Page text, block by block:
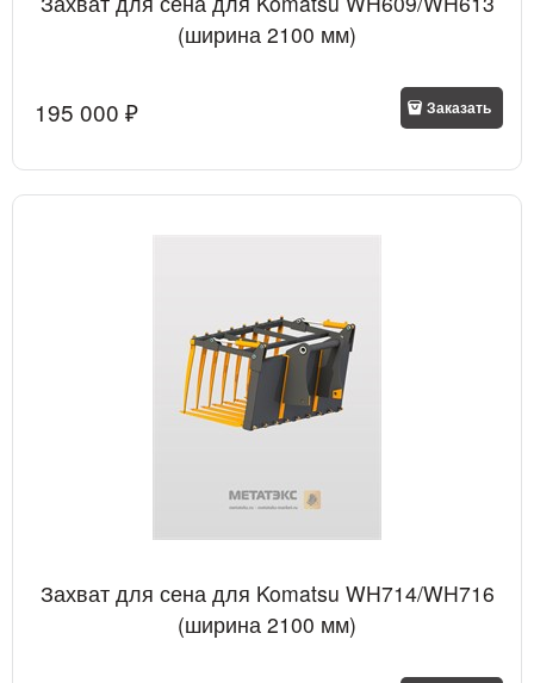
(ширина 2100 мм)
195 000 ₽ Заказать
Захват для сена для Komatsu WH714/WH716
(ширина 2100 мм)